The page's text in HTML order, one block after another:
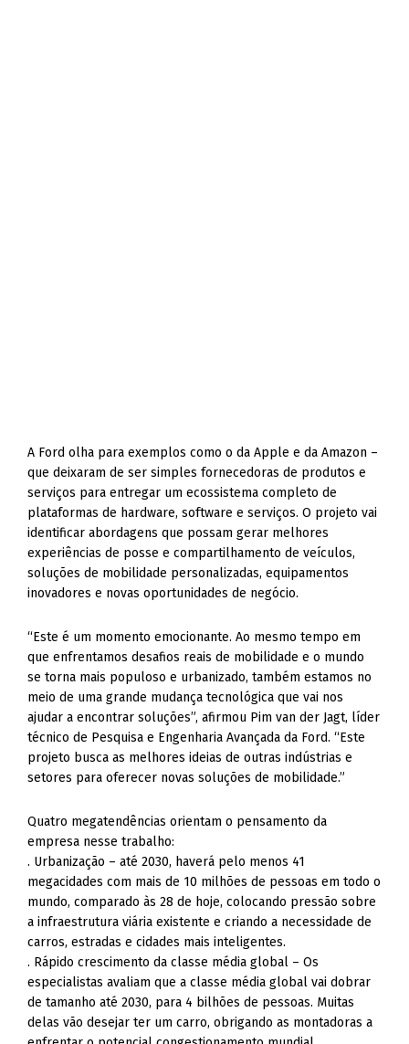
A Ford olha para exemplos como o da Apple e da Amazon –
que deixaram de ser simples fornecedoras de produtos e
serviços para entregar um ecossistema completo de
plataformas de hardware, software e serviços. O projeto vai
identificar abordagens que possam gerar melhores
experiências de posse e compartilhamento de veículos,
soluções de mobilidade personalizadas, equipamentos
inovadores e novas oportunidades de negócio.
“Este é um momento emocionante. Ao mesmo tempo em
que enfrentamos desafios reais de mobilidade e o mundo
se torna mais populoso e urbanizado, também estamos no
meio de uma grande mudança tecnológica que vai nos
ajudar a encontrar soluções”, afirmou Pim van der Jagt, líder
técnico de Pesquisa e Engenharia Avançada da Ford. “Este
projeto busca as melhores ideias de outras indústrias e
setores para oferecer novas soluções de mobilidade.”
Quatro megatendências orientam o pensamento da
empresa nesse trabalho:
. Urbanização – até 2030, haverá pelo menos 41
megacidades com mais de 10 milhões de pessoas em todo o
mundo, comparado às 28 de hoje, colocando pressão sobre
a infraestrutura viária existente e criando a necessidade de
carros, estradas e cidades mais inteligentes.
. Rápido crescimento da classe média global – Os
especialistas avaliam que a classe média global vai dobrar
de tamanho até 2030, para 4 bilhões de pessoas. Muitas
delas vão desejar ter um carro, obrigando as montadoras a